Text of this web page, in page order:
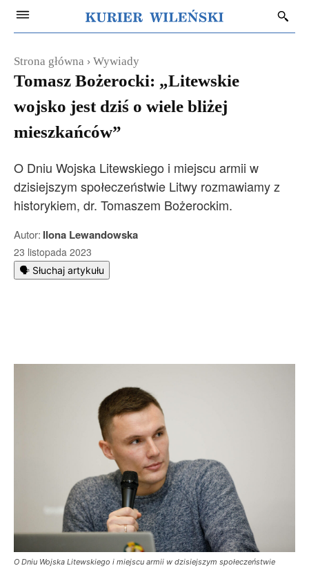
Strona główna Wywiady
Tomasz Bożerocki: „Litewskie
wojsko jest dziś o wiele bliżej
mieszkańców”
O Dniu Wojska Litewskiego i miejscu armii w
dzisiejszym społeczeństwie Litwy rozmawiamy z
historykiem, dr. Tomaszem Bożerockim.
Autor: Ilona Lewandowska
23 listopada 2023
🗣️ Słuchaj artykułu
O Dniu Wojska Litewskiego i miejscu armii w dzisiejszym społeczeństwie